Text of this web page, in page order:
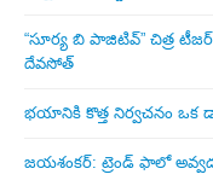
“సూర్య బి పాజిటివ్” చిత్ర
దేవసోత్
భయానికి కొత్త నిర్వచనం ఒక
జయశంకర్: ట్రెండ్‌ ఫాలో